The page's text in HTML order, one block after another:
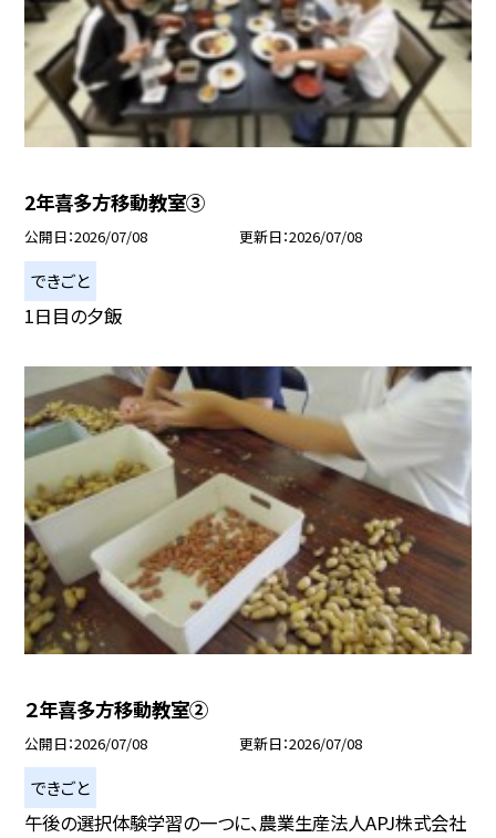
2年喜多方移動教室③
公開日 2026/07/08 更新日 2026/07/08
できごと
1日目の夕飯
２年喜多方移動教室②
公開日 2026/07/08 更新日 2026/07/08
できごと
午後の選択体験学習の一つに、農業生産法人APJ株式会社